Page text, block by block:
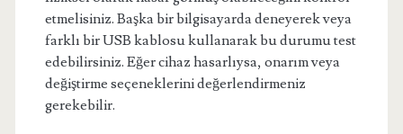
etmelisiniz. Başka bir bilgisayarda deneyerek veya
farklı bir USB kablosu kullanarak bu durumu test
edebilirsiniz. Eğer cihaz hasarlıysa, onarım veya
değiştirme seçeneklerini değerlendirmeniz
gerekebilir.